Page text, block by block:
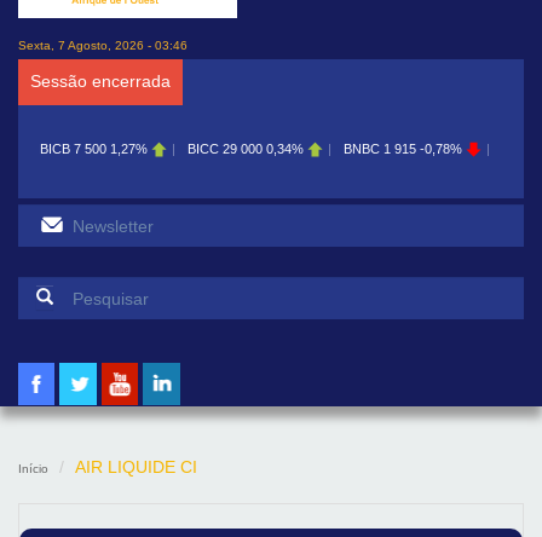
Sexta, 7 Agosto, 2026 - 03:46
Sessão encerrada
BICB 7 500 1,27% BICC 29 000 0,34% BNBC 1 915 -0,78%
Formulário de pesquisa
Início AIR LIQUIDE CI